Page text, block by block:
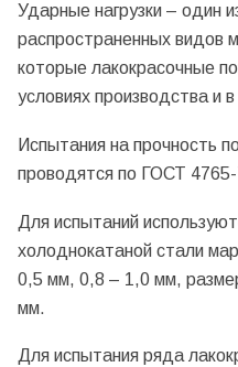
Ударные нагрузки – один
распространенных видов
которые лакокрасочные
условиях производства и
Испытания на прочность
проводятся по ГОСТ
Для испытаний
холоднокатаной стали
0,5 мм, 0,8 – 1,0 мм,
мм.
Для испытания ряда